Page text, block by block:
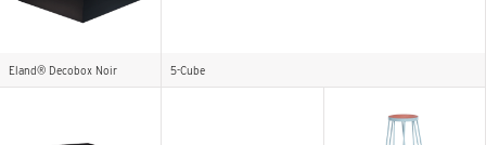
5-Cube
Eland® Decobox Noir